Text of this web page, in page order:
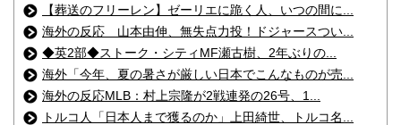
【葬送のフリーレン】ゼーリエに跪く人、いつの間に...
海外の反応 山本由伸、無失点力投！ドジャースつい...
◆英2部◆ストーク・シティMF瀬古樹、2年ぶりの...
海外「今年、夏の暑さが厳しい日本でこんなものが売...
海外の反応MLB：村上宗隆が2戦連発の26号、1...
トルコ人「日本人まで獲るのか」上田綺世、トルコ名...